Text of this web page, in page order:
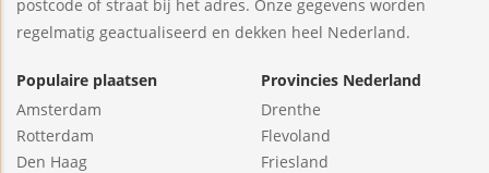
postcode of straat bij het adres. Onze gegevens worden
regelmatig geactualiseerd en dekken heel Nederland.
Populaire plaatsen
Amsterdam
Rotterdam
Den Haag
Provincies Nederland
Drenthe
Flevoland
Friesland